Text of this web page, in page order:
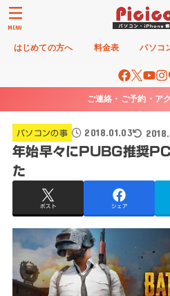
はじめての方へ 料金表 パソコ
MENU
ご連絡・ご予約・ア
パソコンの事 2018.01.03
年始早々にPUBG推奨
た
ポスト シェア